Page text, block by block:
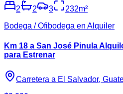
2
2 3 232m²
Bodega / Ofibodega en Alquiler
Km 18 a San José Pinula
para Estrenar
Carretera a El Salvador,